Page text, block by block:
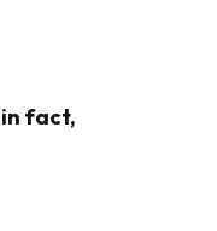
in fact,